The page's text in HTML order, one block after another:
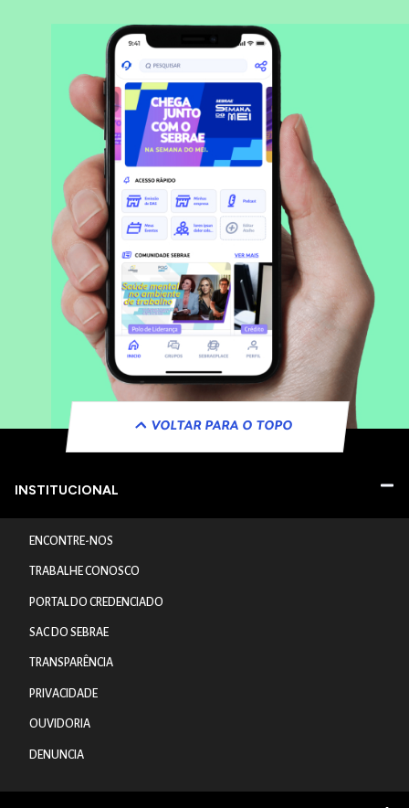
VOLTAR PARA O TOPO
INSTITUCIONAL
ENCONTRE-NOS
TRABALHE CONOSCO
PORTAL DO CREDENCIADO
SAC DO SEBRAE
TRANSPARÊNCIA
PRIVACIDADE
OUVIDORIA
DENUNCIA